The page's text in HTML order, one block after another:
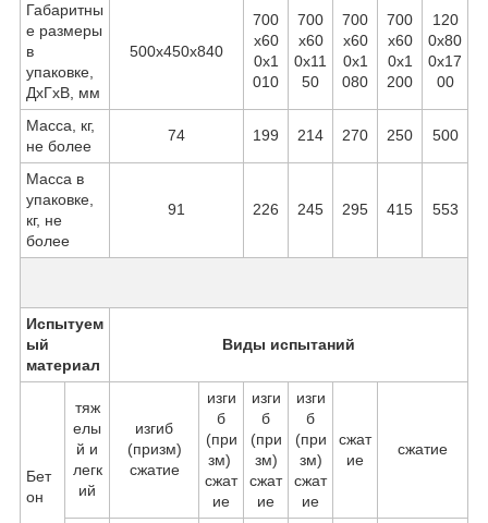
Габаритны
е размеры
в
упаковке,
ДхГхВ, мм
500х450х840
700
х60
0х1
010
700
х60
0х11
50
700
х60
0х1
080
700
х60
0х1
200
120
0х80
0х17
00
Масса, кг,
не более
74 199 214 270 250 500
Масса в
упаковке,
кг, не
более
91 226 245 295 415 553
Испытуем
ый
материал
Виды испытаний
Бет
он
тяж
елы
й и
легк
ий
изгиб
(призм)
сжатие
изги
б
(при
зм)
сжат
ие
изги
б
(при
зм)
сжат
ие
изги
б
(при
зм)
сжат
ие
сжат
ие
сжатие